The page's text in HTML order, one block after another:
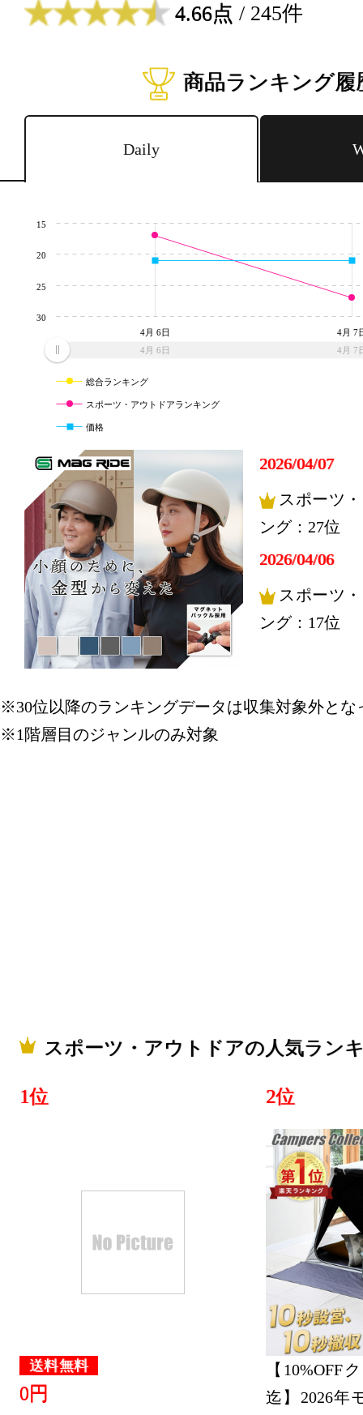
4.66点 / 245件
商品ランキング履
Daily
4月 6日 4月 7
4月 6日 4月 7
15
20
25
30
総合ランキング
スポーツ・アウトドアランキング
価格
2026/04/07
スポーツ
ング：27位
2026/04/06
スポーツ
ング：17位
※30位以降のランキングデータは収集対象外とな
※1階層目のジャンルのみ対象
スポーツ・アウトドアの人気ラン
1位
送料無料
0円
2位
【10%OFF
迄】2026年